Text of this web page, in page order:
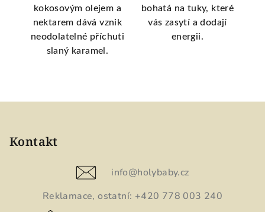
kokosovým olejem a
nektarem dává vznik
neodolatelné příchuti
slaný karamel.
bohatá na tuky, které
vás zasytí a dodají
energii.
Kontakt
info@holybaby.cz
Reklamace, ostatní: +420 778 003 240